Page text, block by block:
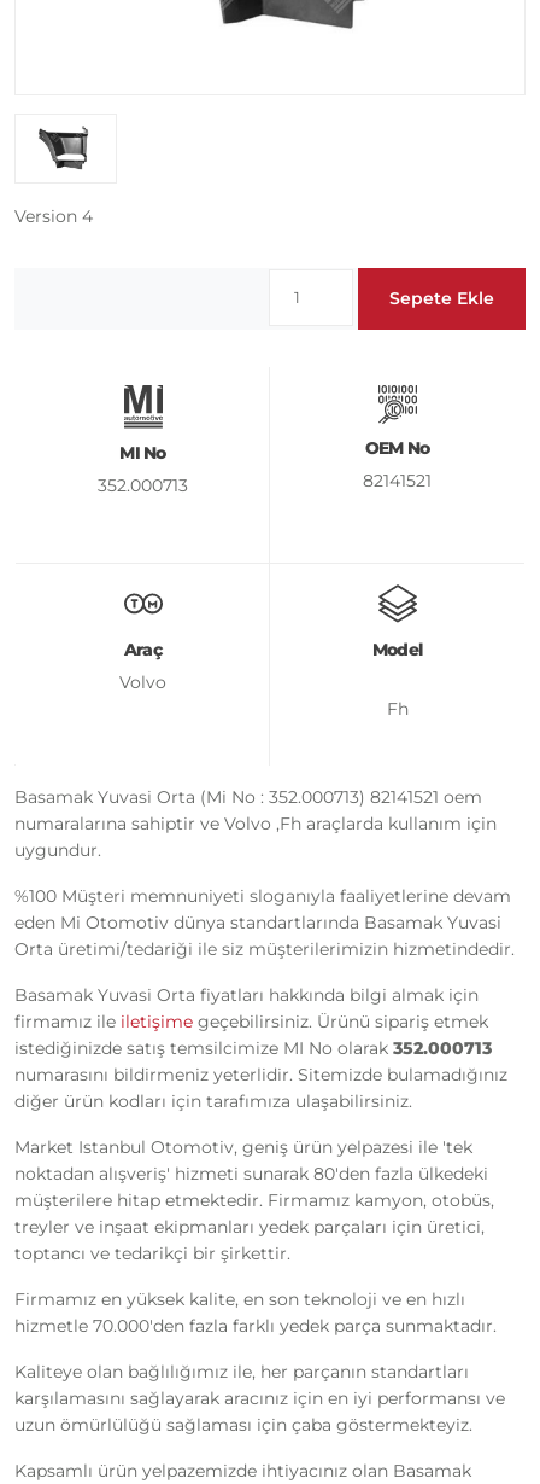
Version 4
Sepete Ekle
MI No
352.000713
OEM No
82141521
Araç
Volvo
Model
Fh
Basamak Yuvasi Orta (Mi No : 352.000713) 82141521 oem
numaralarına sahiptir ve Volvo ,Fh araçlarda kullanım için
uygundur.
%100 Müşteri memnuniyeti sloganıyla faaliyetlerine devam
eden Mi Otomotiv dünya standartlarında Basamak Yuvasi
Orta üretimi/tedariği ile siz müşterilerimizin hizmetindedir.
Basamak Yuvasi Orta fiyatları hakkında bilgi almak için
firmamız ile iletişime geçebilirsiniz. Ürünü sipariş etmek
istediğinizde satış temsilcimize MI No olarak 352.000713
numarasını bildirmeniz yeterlidir. Sitemizde bulamadığınız
diğer ürün kodları için tarafımıza ulaşabilirsiniz.
Market Istanbul Otomotiv, geniş ürün yelpazesi ile 'tek
noktadan alışveriş' hizmeti sunarak 80'den fazla ülkedeki
müşterilere hitap etmektedir. Firmamız kamyon, otobüs,
treyler ve inşaat ekipmanları yedek parçaları için üretici,
toptancı ve tedarikçi bir şirkettir.
Firmamız en yüksek kalite, en son teknoloji ve en hızlı
hizmetle 70.000'den fazla farklı yedek parça sunmaktadır.
Kaliteye olan bağlılığımız ile, her parçanın standartları
karşılamasını sağlayarak aracınız için en iyi performansı ve
uzun ömürlülüğü sağlaması için çaba göstermekteyiz.
Kapsamlı ürün yelpazemizde ihtiyacınız olan Basamak